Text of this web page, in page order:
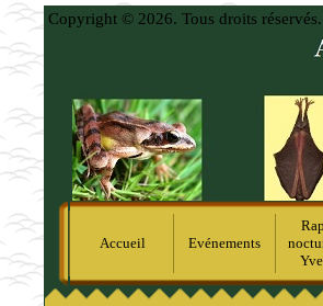
Copyright © 2026. Tous droits réservés.
Accueil Evénements